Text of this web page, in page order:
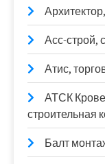
Асс-строй,
Атис,
АТСК
строительная
Балт